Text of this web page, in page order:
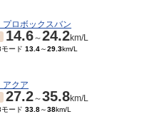
プロボックスバン
14.6～24.2km/L
ード 13.4～29.3km/L
アクア
27.2～35.8km/L
ード 33.8～38km/L